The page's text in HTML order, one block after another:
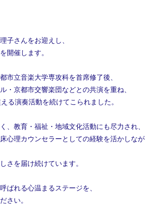
子さんをお迎えし、
開催します。
市立音楽大学専攻科を首席修了後、
・京都市交響楽団などとの共演を重ね、
る演奏活動を続けてこられました。
、教育・福祉・地域文化活動にも尽力され、
心理カウンセラーとしての経験を活かしなが
さを届け続けています。
ばれる心温まるステージを、
さい。